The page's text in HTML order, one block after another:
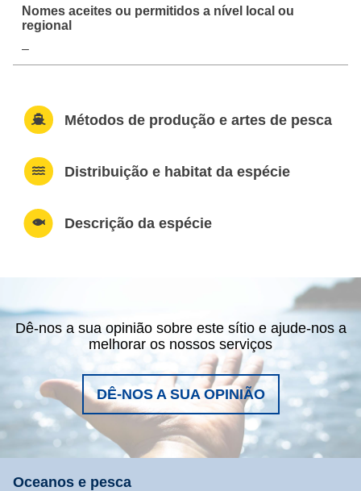
–
Métodos de produção e artes de pesca
Distribuição e habitat da espécie
Descrição da espécie
Dê-nos a sua opinião sobre este sítio e ajude-nos a
melhorar os nossos serviços
DÊ-NOS A SUA OPINIÃO
Oceanos e pesca